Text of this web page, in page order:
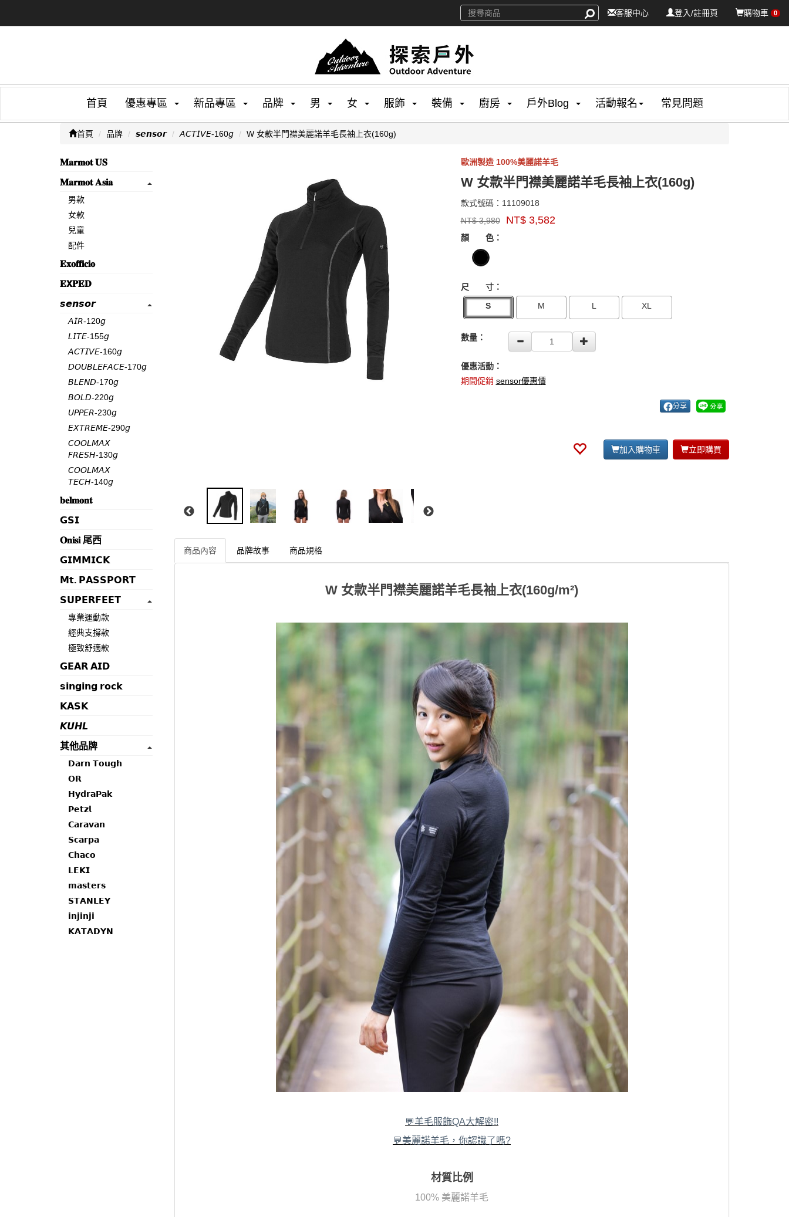
購物車 0
登入/註冊頁
客服中心
首頁 優惠專區 新品專區 品牌 男 女 服飾 裝備 廚房 戶外Blog 活動報名 常見問題
首頁 品牌 𝙨𝙚𝙣𝙨𝙤𝙧 𝘈𝘊𝘛𝘐𝘝𝘌-160𝘨 W 女款半門襟美麗諾羊毛長袖上衣(160g)
𝐌𝐚𝐫𝐦𝐨𝐭 𝐔𝐒
𝐌𝐚𝐫𝐦𝐨𝐭 𝐀𝐬𝐢𝐚
男款
女款
兒童
配件
𝐄𝐱𝐨𝐟𝐟𝐢𝐜𝐢𝐨
𝐄𝗫𝐏𝐄𝐃
𝙨𝙚𝙣𝙨𝙤𝙧
𝘈𝘐𝘙-120𝘨
𝘓𝘐𝘛𝘌-155𝘨
𝘈𝘊𝘛𝘐𝘝𝘌-160𝘨
𝘋𝘖𝘜𝘉𝘓𝘌𝘍𝘈𝘊𝘌-170𝘨
𝘉𝘓𝘌𝘕𝘋-170𝘨
𝘉𝘖𝘓𝘋-220𝘨
𝘜𝘗𝘗𝘌𝘙-230𝘨
𝘌𝘟𝘛𝘙𝘌𝘔𝘌-290𝘨
𝘊𝘖𝘖𝘓𝘔𝘈𝘟
𝘍𝘙𝘌𝘚𝘏-130𝘨
𝘊𝘖𝘖𝘓𝘔𝘈𝘟
𝘛𝘌𝘊𝘏-140𝘨
𝐛𝐞𝐥𝐦𝐨𝐧𝐭
𝗚𝗦𝗜
𝐎𝐧𝐢𝐬𝐢 尾西
𝗚𝗜𝗠𝗠𝗜𝗖𝗞
𝗠𝘁. 𝗣𝗔𝗦𝗦𝗣𝗢𝗥𝗧
𝗦𝗨𝗣𝗘𝗥𝗙𝗘𝗘𝗧
專業運動款
經典支撐款
極致舒適款
𝗚𝗘𝗔𝗥 𝗔𝗜𝗗
𝘀𝗶𝗻𝗴𝗶𝗻𝗴 𝗿𝗼𝗰𝗸
𝗞𝗔𝗦𝗞
𝙆𝙐𝙃𝙇
其他品牌
𝗗𝗮𝗿𝗻 𝗧𝗼𝘂𝗴𝗵
𝗢𝗥
𝗛𝘆𝗱𝗿𝗮𝗣𝗮𝗸
𝗣𝗲𝘁𝘇𝗹
𝗖𝗮𝗿𝗮𝘃𝗮𝗻
𝗦𝗰𝗮𝗿𝗽𝗮
𝗖𝗵𝗮𝗰𝗼
𝗟𝗘𝗞𝗜
𝗺𝗮𝘀𝘁𝗲𝗿𝘀
𝗦𝗧𝗔𝗡𝗟𝗘𝗬
𝗶𝗻𝗷𝗶𝗻𝗷𝗶
𝗞𝗔𝗧𝗔𝗗𝗬𝗡
歐洲製造 100%美麗諾羊毛
W 女款半門襟美麗諾羊毛長袖上衣(160g)
款式號碼： 1110901811109018
牌：
sensor
NT$3,980 NT$ 3,582
GOODS000000000000003732194
顏 色：
尺 寸：
S
M L XL
數量：
優惠活動：
期間促銷 sensor優惠價
分享
加入購物車 立即購買
商品內容 品牌故事 商品規格
W 女款半門襟美麗諾羊毛長袖上衣(160g/m²)
💬羊毛服飾QA大解密!!
💬美麗諾羊毛，你認識了嗎?
材質比例
100% 美麗諾羊毛